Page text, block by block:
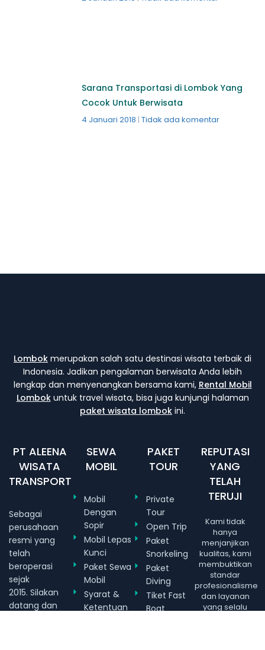
Sarana Transportasi di Lombok Yang
Cocok Untuk Berwisata
4 Januari 2018 Tidak ada komentar
Lombok merupakan salah satu destinasi wisata terbaik di
Indonesia. Jadikan pengalaman berwisata Anda lebih
lengkap dan menyenangkan bersama kami, Rental Mobil
Lombokuntuk travel wisata, bisa juga kunjungi halaman
paket wisata lombok ini.
PT ALEENA
WISATA
TRANSPORT
Sebagai
perusahaan
resmi yang
telah
beroperasi
sejak
2015. Silakan
datang dan
SEWA
MOBIL
Mobil
Dengan
Sopir
Mobil Lepas
Kunci
Paket Sewa
Mobil
Syarat &
Ketentuan
PAKET
TOUR
Private
Tour
Open Trip
Paket
Snorkeling
Paket
Diving
Tiket Fast
Boat
REPUTASI
YANG
TELAH
TERUJI
Kami tidak
hanya
menjanjikan
kualitas, kami
membuktikan
standar
profesionalisme
dan layanan
yang selalu